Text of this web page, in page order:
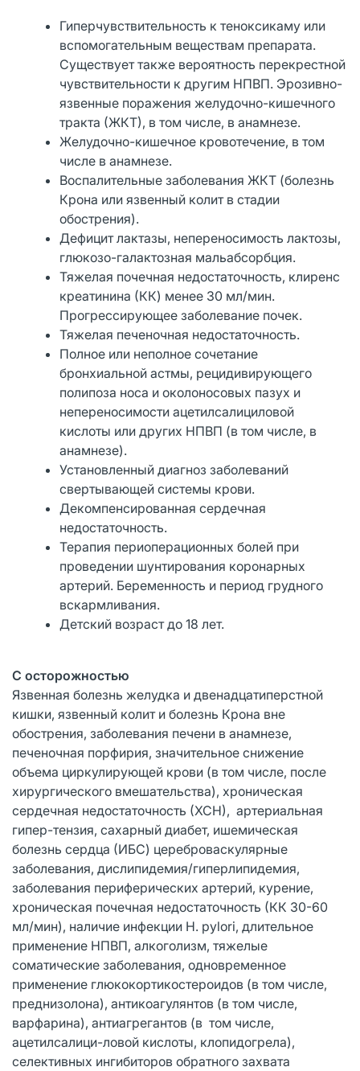
Гиперчувствительность к теноксикаму или
вспомогательным веществам препарата.
Существует также вероятность перекрестной
чувствительности к другим НПВП. Эрозивно-
язвенные поражения желудочно-кишечного
тракта (ЖКТ), в том числе, в анамнезе.
Желудочно-кишечное кровотечение, в том
числе в анамнезе.
Воспалительные заболевания ЖКТ (болезнь
Крона или язвенный колит в стадии
обострения).
Дефицит лактазы, непереносимость лактозы,
глюкозо-галактозная мальабсорбция.
Тяжелая почечная недостаточность, клиренс
креатинина (КК) менее 30 мл/мин.
Прогрессирующее заболевание почек.
Тяжелая печеночная недостаточность.
Полное или неполное сочетание
бронхиальной астмы, рецидивирующего
полипоза носа и околоносовых пазух и
непереносимости ацетилсалициловой
кислоты или других НПВП (в том числе, в
анамнезе).
Установленный диагноз заболеваний
свертывающей системы крови.
Декомпенсированная сердечная
недостаточность.
Терапия периоперационных болей при
проведении шунтирования коронарных
артерий. Беременность и период грудного
вскармливания.
Детский возраст до 18 лет.
С осторожностью
Язвенная болезнь желудка и двенадцатиперстной
кишки, язвенный колит и болезнь Крона вне
обострения, заболевания печени в анамнезе,
печеночная порфирия, значительное снижение
объема циркулирующей крови (в том числе, после
хирургического вмешательства), хроническая
сердечная недостаточность (ХСН), артериальная
гипер-тензия, сахарный диабет, ишемическая
болезнь сердца (ИБС) цереброваскулярные
заболевания, дислипидемия/гиперлипидемия,
заболевания периферических артерий, курение,
хроническая почечная недостаточность (КК 30-60
мл/мин), наличие инфекции Н. pylori, длительное
применение НПВП, алкоголизм, тяжелые
соматические заболевания, одновременное
применение глюкокортикостероидов (в том числе,
преднизолона), антикоагулянтов (в том числе,
варфарина), антиагрегантов (в том числе,
ацетилсалици-ловой кислоты, клопидогрела),
селективных ингибиторов обратного захвата